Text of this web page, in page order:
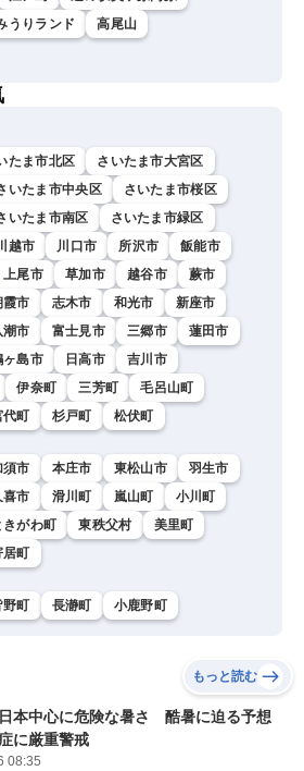
うりランド
高尾山
たま市北区
さいたま市大宮区
いたま市中央区
さいたま市桜区
いたま市南区
さいたま市緑区
越市 川口市 所沢市
飯能市
上尾市 草加市 越谷市
蕨市
霞市 志木市 和光市
新座市
潮市 富士見市 三郷市
蓮田市
ヶ島市 日高市
吉川市
伊奈町 三芳町
毛呂山町
代町 杉戸町 松伏町
須市 本庄市 東松山市
羽生市
喜市 滑川町 嵐山町
小川町
きがわ町 東秩父村
美里町
居町
野町 長瀞町 小鹿野町
もっと読む
本中心に危険な暑さ 酷暑に迫る予想
に厳重警戒
08:35